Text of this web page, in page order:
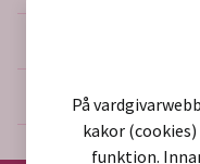
Mer på
Om webbplatsen
På
kakor
funktion.